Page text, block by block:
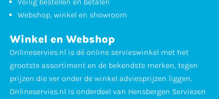
Webshop, winkel en showroom
Winkel en Webshop
Onlineservies.nl is dé online servieswinkel met het
grootste assortiment en de bekendste merken, tegen
prijzen die ver onder de winkel adviesprijzen liggen.
Onlineservies.nl is onderdeel van Hensbergen Serviezen